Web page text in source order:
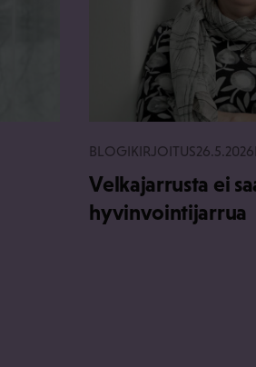
BLOGIKIRJOITUS26.5.2026
Velkajarrusta ei
hyvinvointijarrua